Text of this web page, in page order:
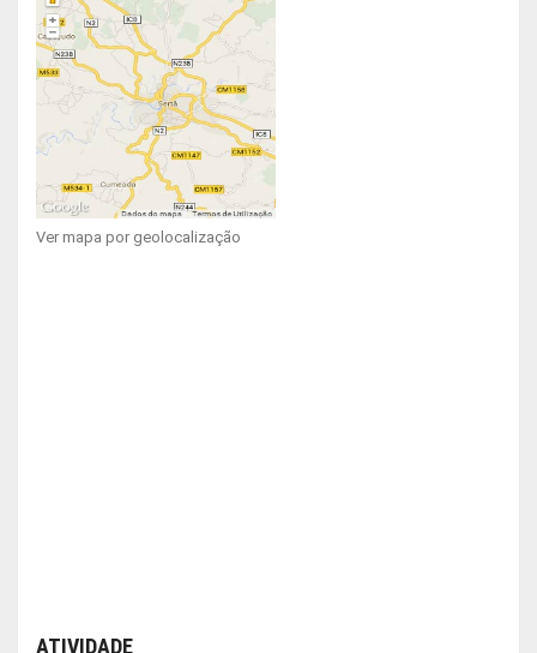
Ver mapa por geolocalização
ATIVIDADE